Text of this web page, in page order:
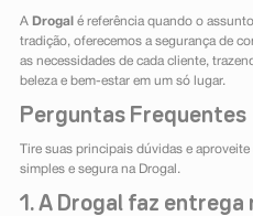
A Drogal é referência quando o
tradição, oferecemos a segurança de
as necessidades de cada cliente,
beleza e bem-estar em um só lugar.
Perguntas Frequentes
Tire suas principais dúvidas e
simples e segura na Drogal.
1. A Drogal faz entrega